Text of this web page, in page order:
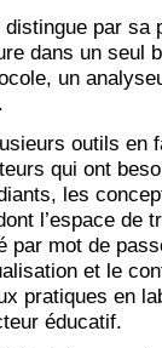
distingue par sa
dans un seul
un
outils
qui ont
les
l’espace de
par mot de
et le
pratiques en
éducatif.